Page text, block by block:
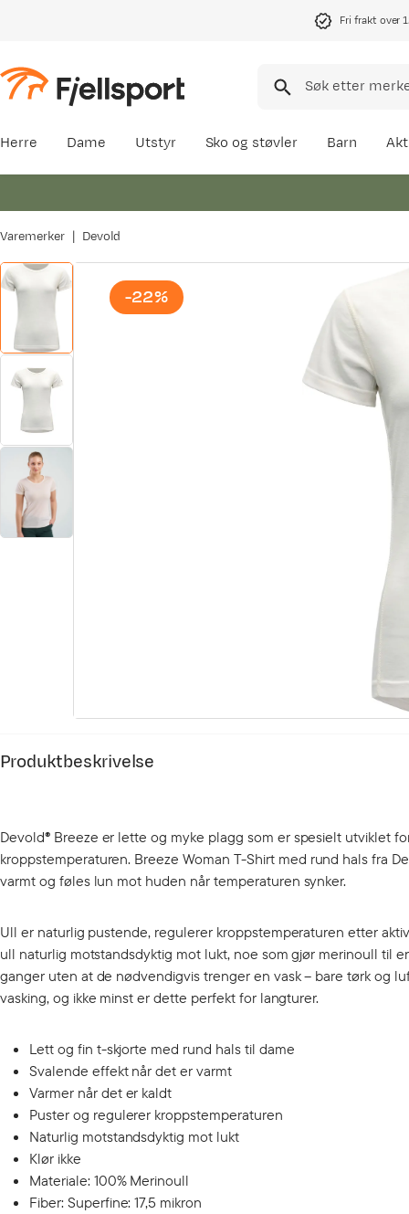
Fri frakt over
Herre Dame Utstyr Sko og støvler Barn
Varemerker Devold
-22%
Produktbeskrivelse
Devold® Breeze er lette og myke plagg som er spesielt utviklet
kroppstemperaturen. Breeze Woman T-Shirt med rund hals fra
varmt og føles lun mot huden når temperaturen synker.
Ull er naturlig pustende, regulerer kroppstemperaturen etter
ull naturlig motstandsdyktig mot lukt, noe som gjør merinoull til
ganger uten at de nødvendigvis trenger en vask – bare tørk og
vasking, og ikke minst er dette perfekt for langturer.
Lett og fin t-skjorte med rund hals til dame
Svalende effekt når det er varmt
Varmer når det er kaldt
Puster og regulerer kroppstemperaturen
Naturlig motstandsdyktig mot lukt
Klør ikke
Materiale: 100% Merinoull
Fiber: Superfine: 17,5 mikron